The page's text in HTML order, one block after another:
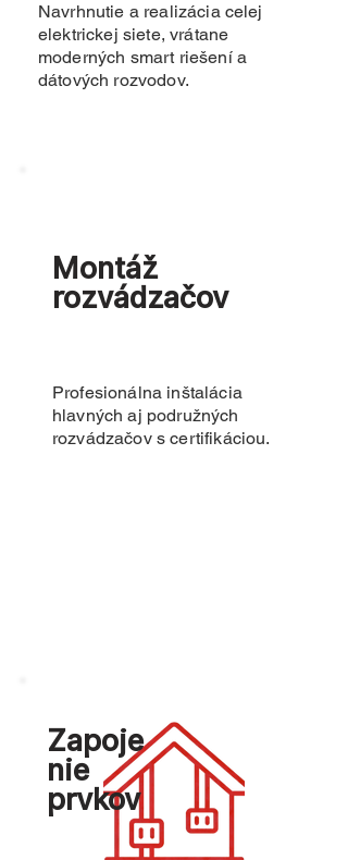
Navrhnutie a realizácia celej
elektrickej siete, vrátane
moderných smart riešení a
dátových rozvodov.
Montáž
rozvádzačov
Profesionálna inštalácia
hlavných aj podružných
rozvádzačov s certifikáciou.
Zapoje
nie
prvkov